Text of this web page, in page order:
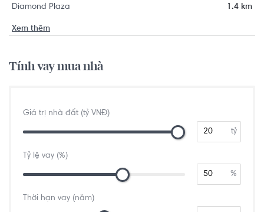
Diamond Plaza 1.4 km
Xem thêm
Tính vay mua nhà
Giá trị nhà đất (tỷ VNĐ)
tỷ
Tỷ lệ vay (%)
%
Thời hạn vay (năm)